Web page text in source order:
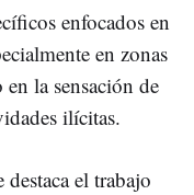
enfocados en
en zonas
la sensación de
ilícitas.
el trabajo